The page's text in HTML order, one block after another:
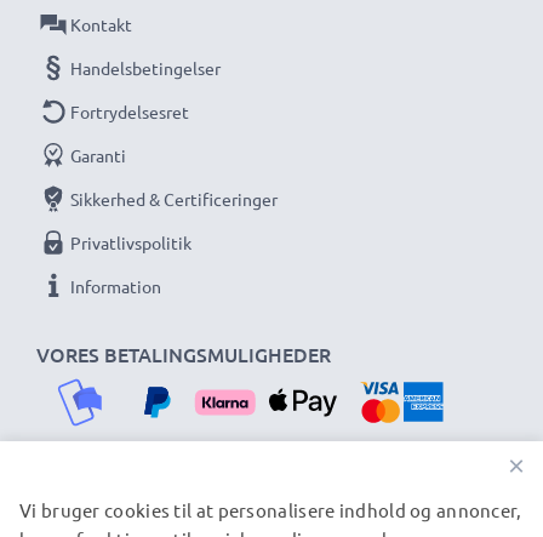
VORES BETALINGSMULIGHEDER
Kontakt
Handelsbetingelser
Fortrydelsesret
Garanti
Sikkerhed & Certificeringer
Privatlivspolitik
Information
VORES FORSENDELSESPARTNERE
×
Vi bruger cookies til at personalisere indhold og annoncer,